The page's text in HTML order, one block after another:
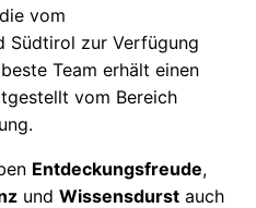
vom
Südtirol zur Verfügung
Team erhält einen
vom Bereich
Entdeckungsfreude,
und Wissensdurst auch